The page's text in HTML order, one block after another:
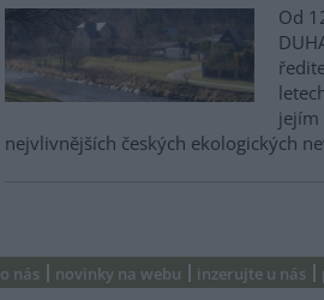
Od
jejím
nejvlivnějších českých ekologických
o nás novinky na webu inzerujte u nás